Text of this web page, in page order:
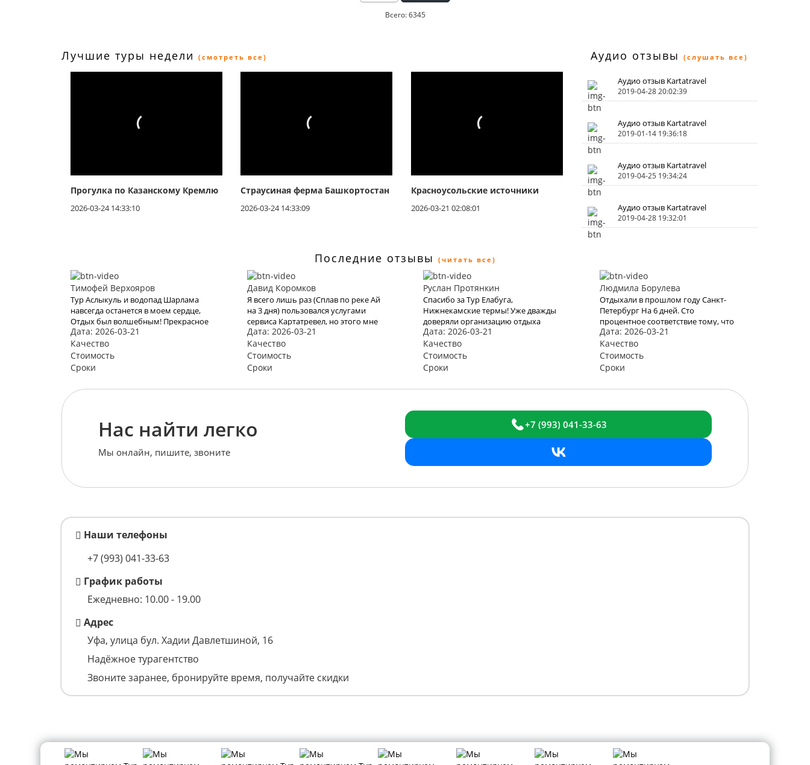
Всего: 6345
Лучшие туры недели (смотреть все) Аудио отзывы (слушать все)
Прогулка по Казанскому Кремлю
2026-03-24 14:33:10
Страусиная ферма Башкортостан
2026-03-24 14:33:09
Красноусольские источники
2026-03-21 02:08:01
Аудио отзыв Kartatravel
2019-04-28 20:02:39
Аудио отзыв Kartatravel
2019-01-14 19:36:18
Аудио отзыв Kartatravel
2019-04-25 19:34:24
Аудио отзыв Kartatravel
2019-04-28 19:32:01
Последние отзывы (читать все)
Тимофей Верхояров
Тур Аслыкуль и водопад Шарлама
навсегда останется в моем сердце,
Отдых был волшебным! Прекрасное
море, бухта и отель благодаря Вам
оставили яркое впечатление и бурю
эмоций. В это место хочется
возвращаться Снова и снова.
Спасибо Вам за Вашу работу. Мы с
мужем рады, что обратились к Вам.
Теперь с Вами отдых для нас больше
Дата: 2026-03-21
Качество
Стоимость
Сроки
Давид Коромков
Я всего лишь раз (Сплав по реке Ай
на 3 дня) пользовался услугами
сервиса Картатревел, но этого мне
хватило, чтобы понять, что это
качественная платформа для
бронирования туров. Хочу отметить
невысокие цены, удобный сайт и
простоту оформления заявки на тур
Дата: 2026-03-21
Качество
Стоимость
Сроки
Руслан Протянкин
Спасибо за Тур Елабуга,
Нижнекамские термы! Уже дважды
доверяли организацию отдыха
karttrvel и оба раза все прошло
отлично! Путешествие было с
маленьким ребёнком поэтому к
выбору тура подходили особенно
трепетно. Большое спасибо за
помощь во всех организационных
и такое внимательное отношение!
Дата: 2026-03-21
Качество
Стоимость
Сроки
Людмила Борулева
Отдыхали в прошлом году Санкт-
Петербург На 6 дней. Сто
процентное соответствие тому, что
нам задекларировали в КартаТревел.
Хотели и в этом году
воспользоваться их услугами, но
видимо эта пандемия все испортит.
Дата: 2026-03-21
Качество
Стоимость
Сроки
Нас найти легко
Мы онлайн, пишите, звоните
+7 (993) 041-33-63
Наши телефоны
+7 (993) 041-33-63
График работы
Ежедневно: 10.00 - 19.00
Адрес
Уфа, улица бул. Хадии Давлетшиной, 16
Надёжное турагентство
Звоните заранее, бронируйте время, получайте скидки